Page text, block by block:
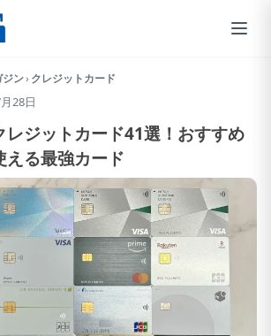
ジン› クレジットカード
28日
レジットカード41選！おすすめ
る最強カード